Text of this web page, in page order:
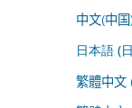
中文(中
日本語 (
繁體中文